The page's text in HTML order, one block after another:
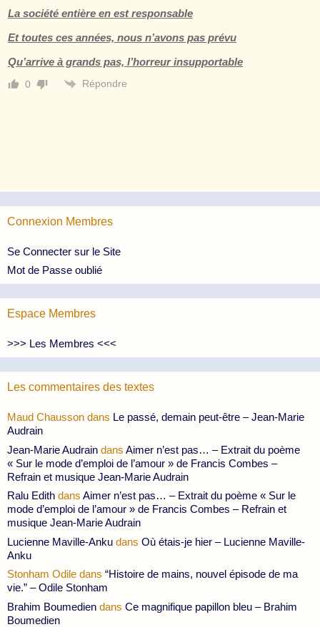
La société entière en est responsable
Et toutes ces années, nous n’avons pas prévu
Qu’arrive à grands pas, l’horreur insupportable
0 Répondre
Connexion Membres
Se Connecter sur le Site
Mot de Passe oublié
Espace Membres
>>> Les Membres <<<
Les commentaires des textes
Maud Chausson dans Le passé, demain peut-être – Jean-Marie
Audrain
Jean-Marie Audrain dans Aimer n’est pas… – Extrait du poème
« Sur le mode d’emploi de l’amour » de Francis Combes –
Refrain et musique Jean-Marie Audrain
Ralu Edith dans Aimer n’est pas… – Extrait du poème « Sur le
mode d’emploi de l’amour » de Francis Combes – Refrain et
musique Jean-Marie Audrain
Lucienne Maville-Anku dans Où étais-je hier – Lucienne Maville-
Anku
Stonham Odile dans “Histoire de mains, nouvel épisode de ma
vie.” – Odile Stonham
Brahim Boumedien dans Ce magnifique papillon bleu – Brahim
Boumedien